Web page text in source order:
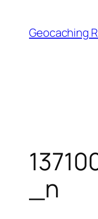
content
Geocaching
_n